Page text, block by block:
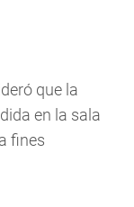
que la
en la sala
fines